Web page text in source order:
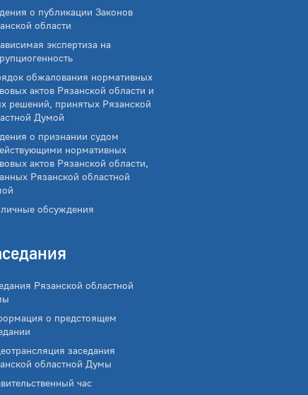
о публикации Законов
области
экспертиза на
обжалования нормативных
актов Рязанской области и
решений, принятых Рязанской
Думой
о признании судом
нормативных
актов Рязанской области,
Рязанской областной
обсуждения
Рязанской областной
о предстоящем
заседания
областной Думы
час